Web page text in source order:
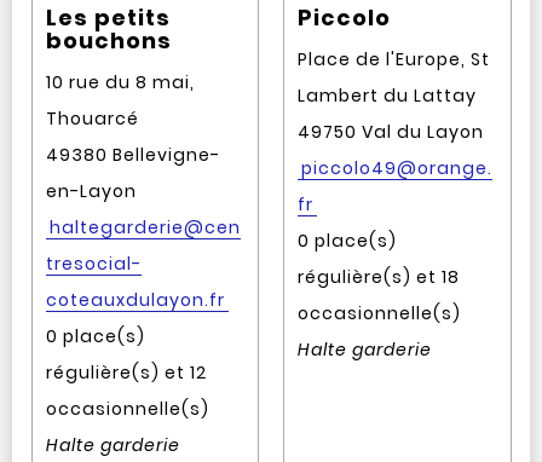
Les petits
bouchons
10 rue du 8 mai,
Thouarcé
49380 Bellevigne-
en-Layon
haltegarderie@cen
tresocial-
coteauxdulayon.fr
0 place(s)
régulière(s) et 12
occasionnelle(s)
Halte garderie
Piccolo
Place de l'Europe, St
Lambert du Lattay
49750 Val du Layon
piccolo49@orange.
fr
0 place(s)
régulière(s) et 18
occasionnelle(s)
Halte garderie